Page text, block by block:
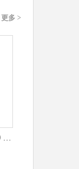
更多 >
莱特维健-鱼油软胶囊EPA180 DHA120